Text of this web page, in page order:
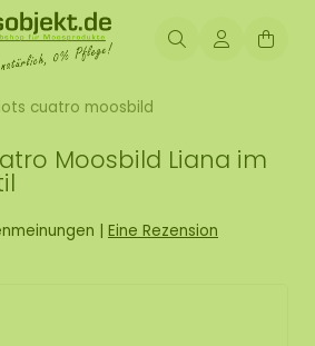
cuatro moosbild
Moosbild Liana im
| Eine Rezension